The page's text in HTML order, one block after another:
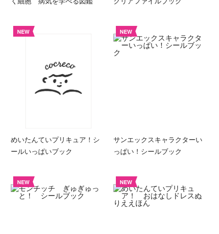
NEW
めいたんていプリキュア！シ
ールいっぱいブック
NEW
サンエックスキャラクターい
っぱい！シールブック
NEW NEW